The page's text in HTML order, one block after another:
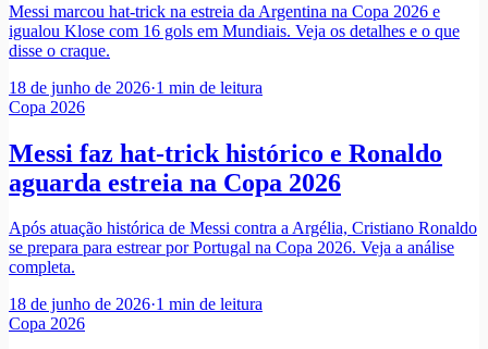
Messi marcou hat-trick na estreia da Argentina na Copa 2026 e
igualou Klose com 16 gols em Mundiais. Veja os detalhes e o que
disse o craque.
18 de junho de 2026·1 min de leitura
Copa 2026
Messi faz hat-trick histórico e Ronaldo
aguarda estreia na Copa 2026
Após atuação histórica de Messi contra a Argélia, Cristiano Ronaldo
se prepara para estrear por Portugal na Copa 2026. Veja a análise
completa.
18 de junho de 2026·1 min de leitura
Copa 2026